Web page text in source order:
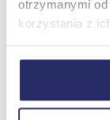
otrzymanymi
korzystania z
Gadżet
przy